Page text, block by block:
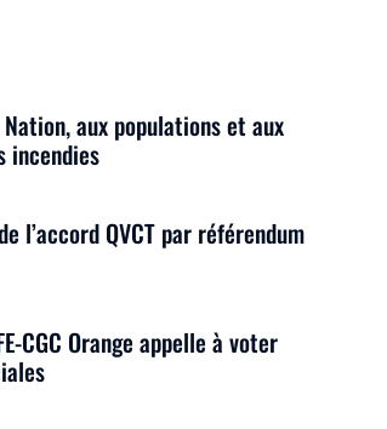
aux populations et aux
incendies
l’accord QVCT par référendum
CGC Orange appelle à voter